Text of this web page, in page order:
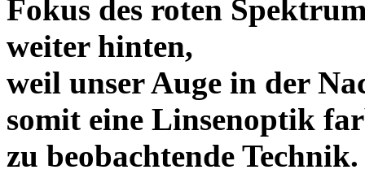
Fokus des roten
weiter hinten,
weil unser Auge in der
somit eine Linsenoptik
zu beobachtende